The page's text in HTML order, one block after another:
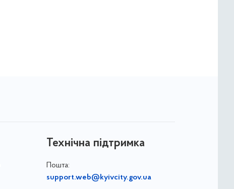
Технічна підтримка
Пошта:
support.web@kyivcity.gov.ua